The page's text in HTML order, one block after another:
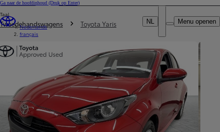
Ga naar de hoofdinhoud (Druk op Enter)
Professional
DEALER NAME
NL
Taal
Nederlands
français
Menu openen
Je bent hier
Tweedehandswagens Toyota Yaris